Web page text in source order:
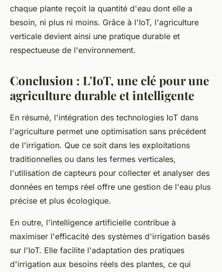
chaque plante reçoit la quantité d'eau dont elle a
besoin, ni plus ni moins. Grâce à l'IoT, l'agriculture
verticale devient ainsi une pratique durable et
respectueuse de l'environnement.
Conclusion : L'IoT, une clé pour une
agriculture durable et intelligente
En résumé, l'intégration des technologies IoT dans
l'agriculture permet une optimisation sans précédent
de l'irrigation. Que ce soit dans les exploitations
traditionnelles ou dans les fermes verticales,
l'utilisation de capteurs pour collecter et analyser des
données en temps réel offre une gestion de l'eau plus
précise et plus écologique.
En outre, l'intelligence artificielle contribue à
maximiser l'efficacité des systèmes d'irrigation basés
sur l'IoT. Elle facilite l'adaptation des pratiques
d'irrigation aux besoins réels des plantes, ce qui